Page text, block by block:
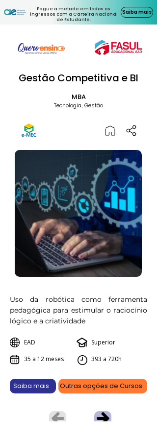
Pague a metade em todos os
ingressos com a Carteira Nacional
de Estudante.
Saiba mais
Gestão Competitiva e BI
MBA
Tecnologia, Gestão
Uso da robótica como ferramenta
pedagógica para estimular o raciocínio
lógico e a criatividade
EAD
35 a 12 meses
Superior
393 a 720h
Saiba mais Outras opções de Cursos